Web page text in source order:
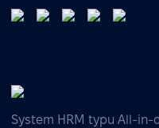
System HRM typu All-